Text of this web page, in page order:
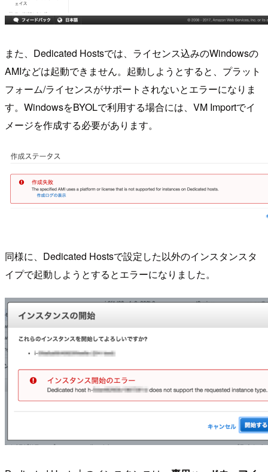
また、Dedicated Hostsでは、ライセンス込みのWindowsの
AMIなどは起動できません。起動しようとすると、プラット
フォーム/ライセンスがサポートされないとエラーになりま
す。WindowsをBYOLで利用する場合には、VM Importでイ
メージを作成する必要があります。
同様に、Dedicated Hostsで設定した以外のインスタンスタ
イプで起動しようとするとエラーになりました。